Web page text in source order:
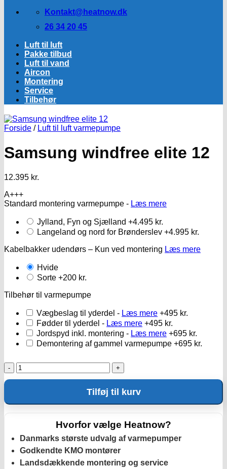
Kontakt@heatnow.dk
26 34 20 45
Luft til luft
Pakke tilbud
Luft til vand
Aircon
Montering
Service
Tilbehør
Forside / Luft til luft varmepumpe
Samsung windfree elite 12
12.395 kr.
A+++
Standard montering varmepumpe - Læs mere
Jylland, Fyn og Sjælland +4.495 kr.
Langeland og nord for Brønderslev +4.995 kr.
Kabelbakker udendørs – Kun ved montering Læs mere
Hvide
Sorte +200 kr.
Tilbehør til varmepumpe
Vægbeslag til yderdel - Læs mere +495 kr.
Fødder til yderdel - Læs mere +495 kr.
Jordspyd inkl. montering - Læs mere +695 kr.
Demontering af gammel varmepumpe +695 kr.
Samsung
windfree
antal
Tilføj til kurv
Hvorfor vælge Heatnow?
Danmarks største udvalg af varmepumper
Godkendte KMO montører
Landsdækkende montering og service